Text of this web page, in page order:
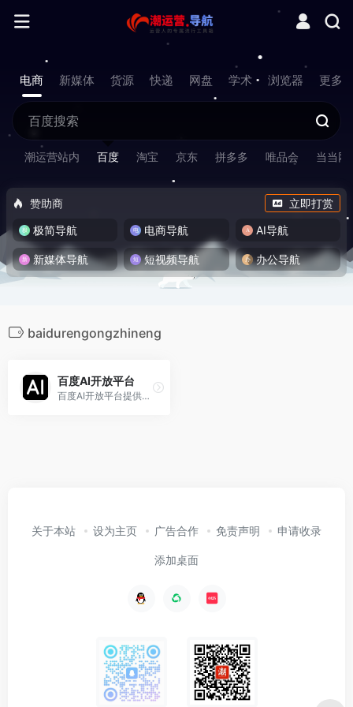
电商 新媒体 货源 快递 网盘 学术 浏览器 更多
潮运营站内 百度 淘宝 京东 拼多多 唯品会 当当网
赞助商
立即打赏
极简导航
电商导航 AI导航
新媒体导航 短视频导航 办公导航
baidurengongzhineng
百度AI开放平台
百度AI开放平台提供全球领先的语音、图像、NLP等多项人工智能技术，开放对话式人工智能系统、智能驾驶系统两大行业生态，共享AI领域最新的应用场景和解决方案，帮您提升竞争力，开创未来。
关于本站 设为主页 广告合作 免责声明 申请收录
添加桌面